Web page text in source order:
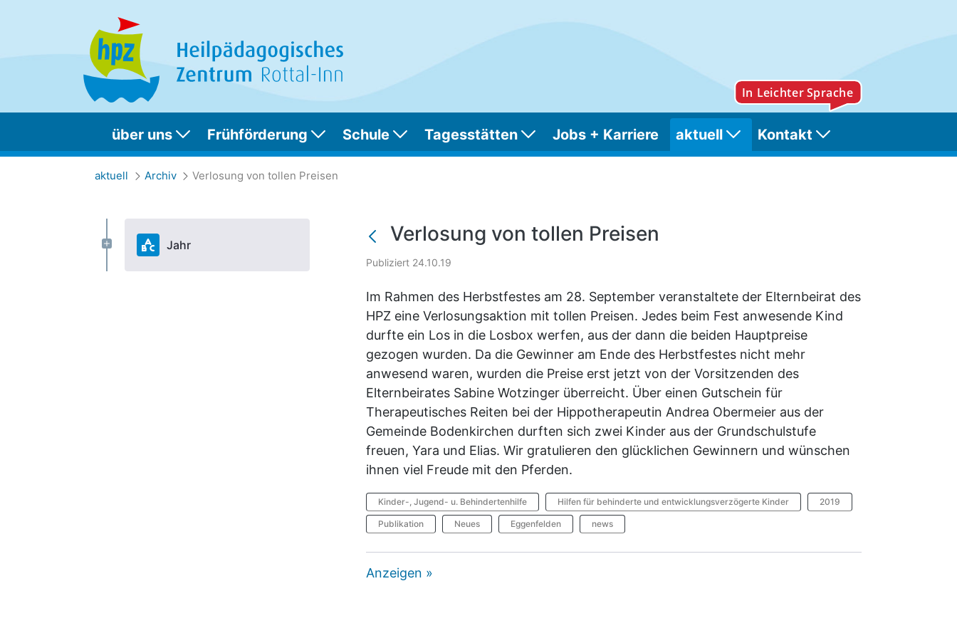
über uns Frühförderung Schule Tagesstätten Jobs + Karriere aktuell Kontakt
Verlosung von tollen Preisen
aktuell Archiv Verlosung von tollen Preisen
Jahr Verlosung von tollen Preisen
Publiziert 24.10.19
Im Rahmen des Herbstfestes am 28. September veranstaltete der Elternbeirat des
HPZ eine Verlosungsaktion mit tollen Preisen. Jedes beim Fest anwesende Kind
durfte ein Los in die Losbox werfen, aus der dann die beiden Hauptpreise
gezogen wurden. Da die Gewinner am Ende des Herbstfestes nicht mehr
anwesend waren, wurden die Preise erst jetzt von der Vorsitzenden des
Elternbeirates Sabine Wotzinger überreicht. Über einen Gutschein für
Therapeutisches Reiten bei der Hippotherapeutin Andrea Obermeier aus der
Gemeinde Bodenkirchen durften sich zwei Kinder aus der Grundschulstufe
freuen, Yara und Elias. Wir gratulieren den glücklichen Gewinnern und wünschen
ihnen viel Freude mit den Pferden.
Kinder-, Jugend- u. Behindertenhilfe Hilfen für behinderte und entwicklungsverzögerte Kinder 2019
Publikation Neues Eggenfelden news
Anzeigen »